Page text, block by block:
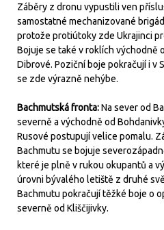
Záběry z dronu vypustili ven
samostatné mechanizované
protože protiútoky zde Ukrajinci
Bojuje se také v roklích východně
Dibrové. Poziční boje pokračují i v
se zde výrazně nehýbe.
Bachmutská fronta:Na sever od
severně a východně od
Rusové postupují velice pomalu.
Bachmutu se bojuje
které je plně v rukou okupantů a
úrovni bývalého letiště z druhé
Bachmutu pokračují těžké boje o
severně od Kliščijivky.